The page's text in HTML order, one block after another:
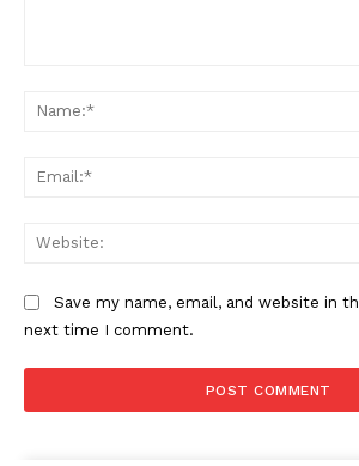
Save my name, email, and website in
next time I comment.